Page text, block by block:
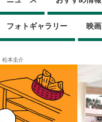
フォトギャラリー 映画
松本圭介